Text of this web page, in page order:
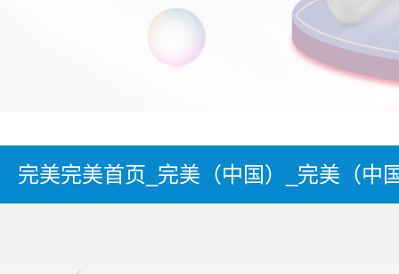
完美完美首页_完美（中国）_完美（中